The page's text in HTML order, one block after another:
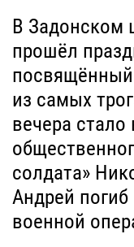
В Задонском
прошёл
из самых
вечера
солдата»
Андрей
военной